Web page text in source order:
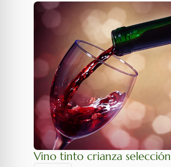
Vino tinto crianza selección